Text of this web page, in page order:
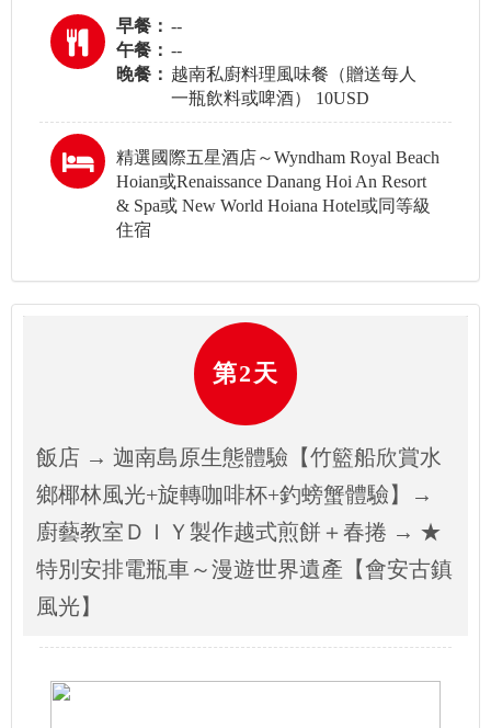
早餐： --
午餐： --
晚餐： 越南私廚料理風味餐（贈送每人
一瓶飲料或啤酒） 10USD
精選國際五星酒店～Wyndham Royal Beach
Hoian或Renaissance Danang Hoi An Resort
& Spa或 New World Hoiana Hotel或同等級
住宿
第2天
飯店 → 迦南島原生態體驗【竹籃船欣賞水
鄉椰林風光+旋轉咖啡杯+釣螃蟹體驗】→
廚藝教室ＤＩＹ製作越式煎餅＋春捲 → ★
特別安排電瓶車～漫遊世界遺產【會安古鎮
風光】